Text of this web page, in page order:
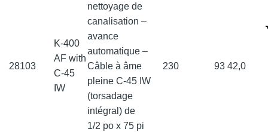
28103
K-400
AF with
C-45
IW
nettoyage de
canalisation –
avance
automatique –
Câble à âme
pleine C-45 IW
(torsadage
intégral) de
1/2 po x 75 pi
230 93 42,0